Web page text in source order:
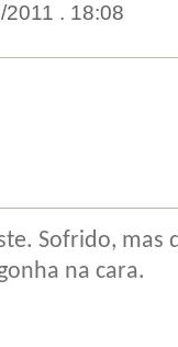
2011 . 18:08
Sofrido, mas
na cara.